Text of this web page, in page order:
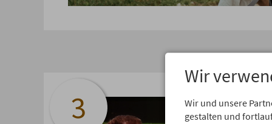
3
Wir
Wir und unsere
gestalten und